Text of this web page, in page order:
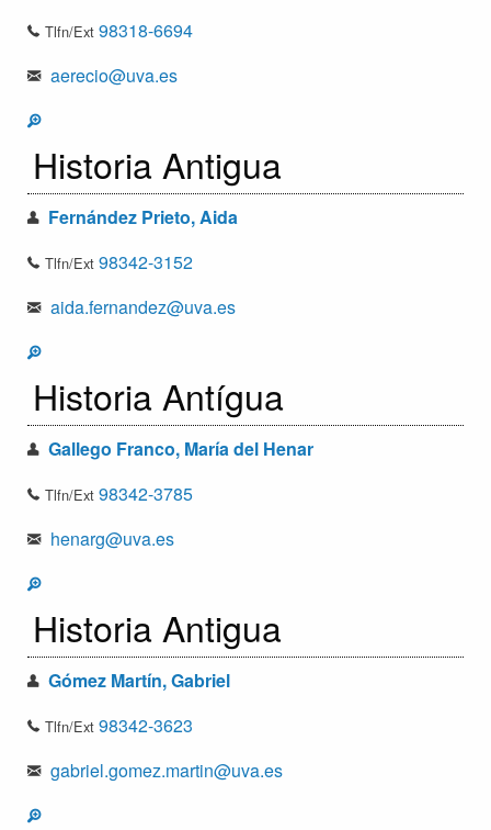
Tlfn/Ext 98318-6694
aerecio@uva.es
Historia Antigua
Fernández Prieto, Aida
Tlfn/Ext 98342-3152
aida.fernandez@uva.es
Historia Antígua
Gallego Franco, María del Henar
Tlfn/Ext 98342-3785
henarg@uva.es
Historia Antigua
Gómez Martín, Gabriel
Tlfn/Ext 98342-3623
gabriel.gomez.martin@uva.es